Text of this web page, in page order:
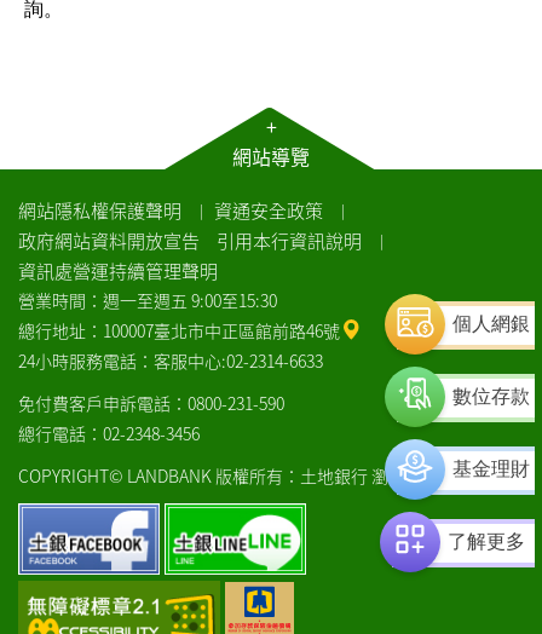
詢。
+
網站導覽
網站隱私權保護聲明 ｜ 資通安全政策 ｜
政府網站資料開放宣告 引用本行資訊說明 ｜
資訊處營運持續管理聲明
營業時間：週一至週五 9:00至15:30
總行地址：100007臺北市中正區館前路46號
24小時服務電話：客服中心:02-2314-6633
免付費客戶申訴電話：0800-231-590
總行電話：02-2348-3456
COPYRIGHT© LANDBANK 版權所有：土地銀行瀏覽器建議
土
銀
facebook
line
過
個人網銀
數位存款
基金理財
了解更多